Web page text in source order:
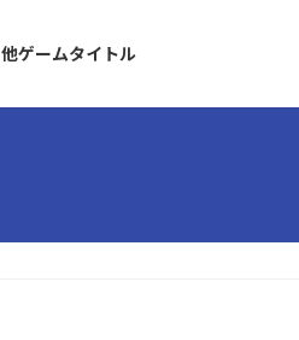
他ゲームタイトル